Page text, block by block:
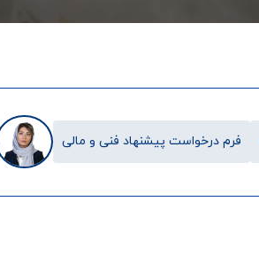
فرم درخواست پیشنهاد فنی و مالی